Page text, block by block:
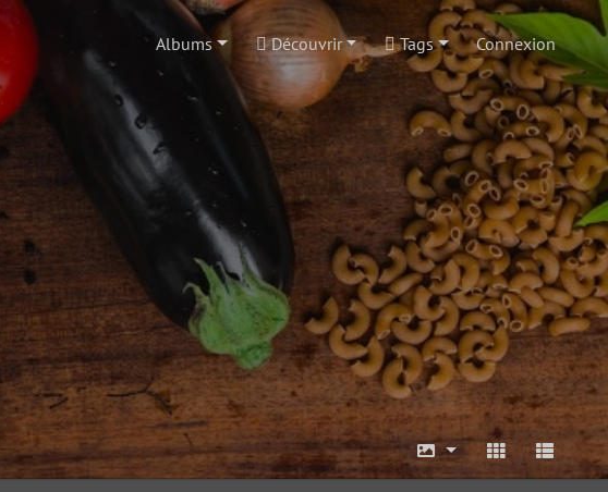
Albums Découvrir Tags Connexion